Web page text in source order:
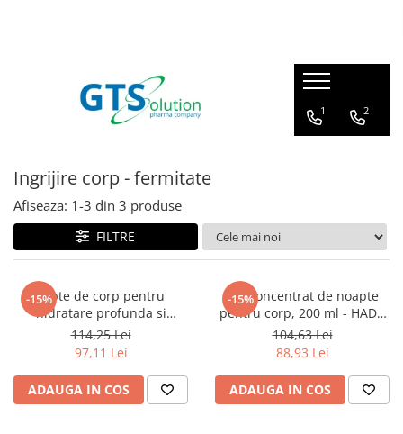
Seturi ingrijire
Protectie solara
Serum pentru fata
Creme de ochi
Creme de fata
Ingrijire corp - fermitate
Masti pentru fata
Cosmetice barbati
Articulatii, oase, muschi
Imunitate, raceala si gripa
Sanatatea familiei
Calitatea vietii
1 2
Ingrijire corp - fermitate
Afiseaza: 1-3 din 3 produse
FILTRE
-15%
Lapte de corp pentru
hidratare profunda si
netezire, 200 ml HADA LABO
TOKYO
114,25 Lei
97,11 Lei
ADAUGA IN COS
-15%
Ser concentrat de noapte
pentru corp, 200 ml - HADA
LABO TOKYO
104,63 Lei
88,93 Lei
ADAUGA IN COS